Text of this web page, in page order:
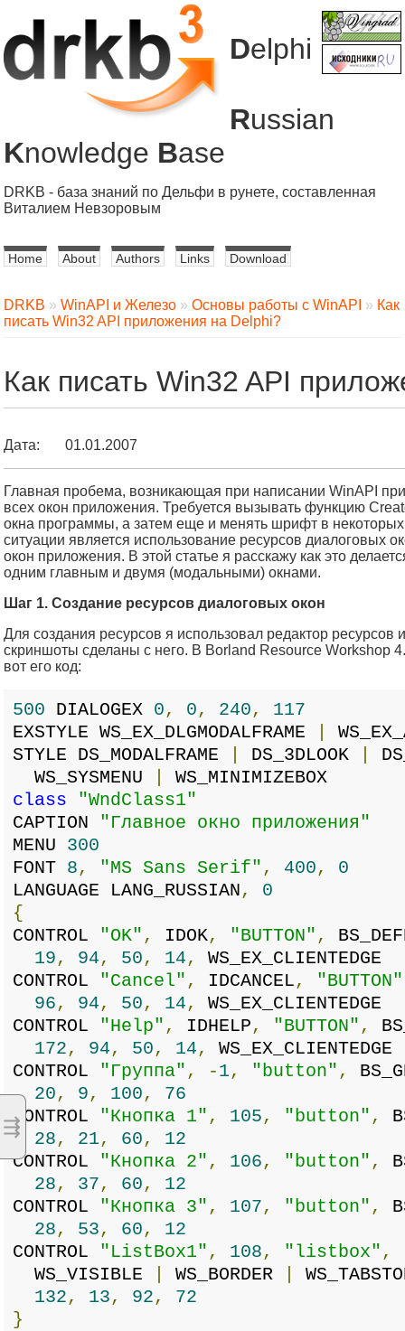
⇶
Delphi
Russian
Knowledge Base
DRKB - база знаний по Дельфи в рунете, составленная
Виталием Невзоровым
Home About Authors Links Download
DRKB » WinAPI и Железо » Основы работы с WinAPI » Как
писать Win32 API приложения на Delphi?
Как писать Win32 API
Дата: 01.01.2007
Главная пробема, возникающая при написании WinAPI
всех окон приложения. Требуется вызывать функцию
окна программы, а затем еще и менять шрифт в
ситуации является использование ресурсов диалоговых
окон приложения. В этой статье я расскажу как это
одним главным и двумя (модальными) окнами.
Шаг 1. Создание ресурсов диалоговых окон
Для создания ресурсов я использовал редактор ресурсов
скриншоты сделаны с него. В Borland Resource Workshop
вот его код:
500 DIALOGEX 0, 0, 240,
117
EXSTYLE WS_EX_DLGMODALFRAME
STYLE DS_MODALFRAME
DS_3DLOOK
WS_SYSMENU
WS_MINIMIZEBOX
class
"WndClass1"
CAPTION "Главное окно приложения"
MENU 300
FONT 8, "MS Sans Serif" , 400,
0
LANGUAGE LANG_RUSSIAN,
0
{
CONTROL "OK" , IDOK, "BUTTON" ,
19, 94, 50, 14,
WS_EX_CLIENTEDGE
CONTROL "Cancel" , IDCANCEL, "BUTTON"
96, 94, 50, 14,
WS_EX_CLIENTEDGE
CONTROL "Help" , IDHELP, "BUTTON" ,
172, 94, 50, 14,
WS_EX_CLIENTEDGE
CONTROL "Группа" , -1, "button" ,
20, 9, 100,
76
CONTROL "Кнопка 1" , 105, "button" ,
28, 21, 60,
12
CONTROL "Кнопка 2" , 106, "button" ,
28, 37, 60,
12
CONTROL "Кнопка 3" , 107, "button" ,
28, 53, 60,
12
CONTROL "ListBox1" , 108, "listbox" ,
WS_VISIBLE
WS_BORDER
132, 13, 92,
72
}